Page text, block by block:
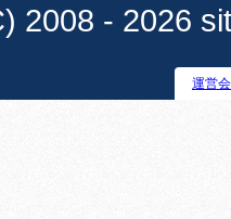
2008 - 2026
運営